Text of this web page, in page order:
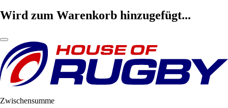
Wird zum Warenkorb hinzugefügt...
Zwischensumme